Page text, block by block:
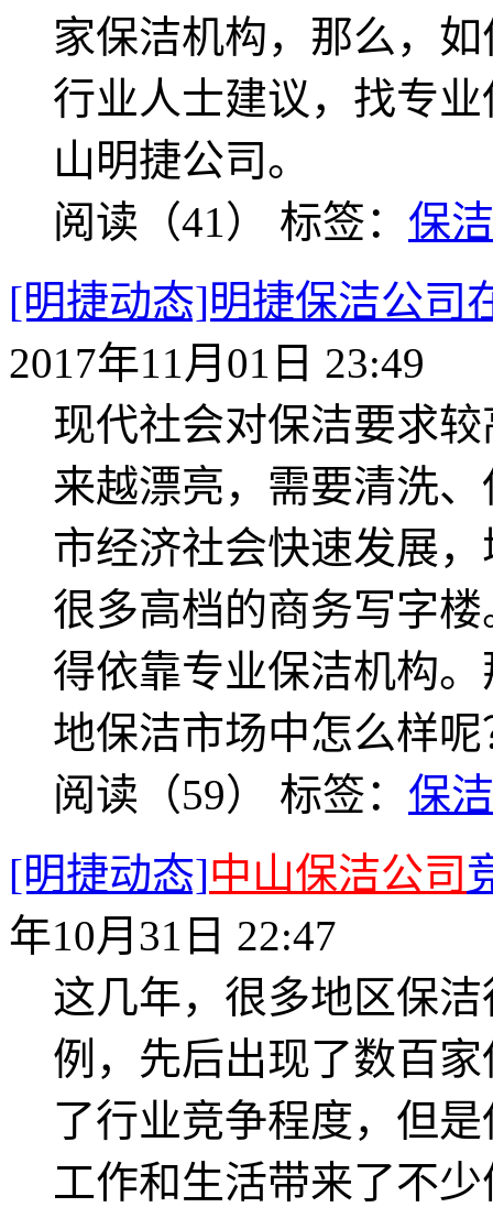
家保洁机构，那么，
行业人士建议，找专
山明捷公司。
阅读（41） 标签： 保
[明捷动态]明捷保洁公司
2017年11月01日 23:49
现代社会对保洁要求
来越漂亮，需要清洗
市经济社会快速发展
很多高档的商务写字
得依靠专业保洁机构
地保洁市场中怎么样呢
阅读（59） 标签： 保
[明捷动态]中山保洁公司
年10月31日 22:47
这几年，很多地区保
例，先后出现了数百
了行业竞争程度，但
工作和生活带来了不